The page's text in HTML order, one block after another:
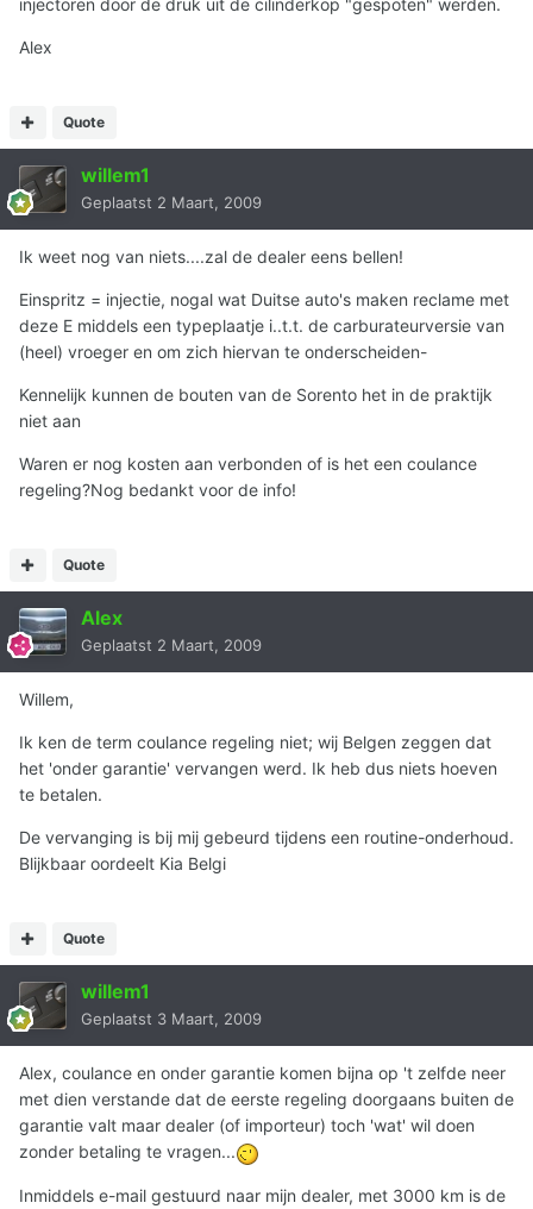
injectoren door de druk uit de cilinderkop "gespoten" werden.
Alex
Quote
willem1
Geplaatst 2 Maart, 2009
Ik weet nog van niets....zal de dealer eens bellen!
Einspritz = injectie, nogal wat Duitse auto's maken reclame met
deze E middels een typeplaatje i..t.t. de carburateurversie van
(heel) vroeger en om zich hiervan te onderscheiden-
Kennelijk kunnen de bouten van de Sorento het in de praktijk
niet aan
Waren er nog kosten aan verbonden of is het een coulance
regeling?Nog bedankt voor de info!
Quote
Alex
Geplaatst 2 Maart, 2009
Willem,
Ik ken de term coulance regeling niet; wij Belgen zeggen dat
het 'onder garantie' vervangen werd. Ik heb dus niets hoeven
te betalen.
De vervanging is bij mij gebeurd tijdens een routine-onderhoud.
Blijkbaar oordeelt Kia Belgi
Quote
willem1
Geplaatst 3 Maart, 2009
Alex, coulance en onder garantie komen bijna op 't zelfde neer
met dien verstande dat de eerste regeling doorgaans buiten de
garantie valt maar dealer (of importeur) toch 'wat' wil doen
zonder betaling te vragen...
Inmiddels e-mail gestuurd naar mijn dealer, met 3000 km is de